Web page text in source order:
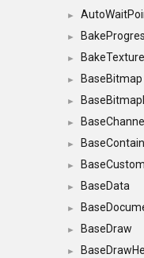
►
►
►
► BaseBitmap
►
► BaseChannel
►
►
► BaseData
►
► BaseDraw
►